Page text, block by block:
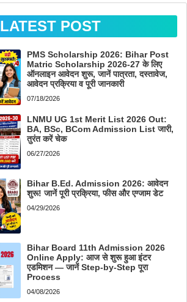
LATEST POST
PMS Scholarship 2026: Bihar Post
Matric Scholarship 2026-27 के लिए
ऑनलाइन आवेदन शुरू, जानें पात्रता, दस्तावेज,
आवेदन प्रक्रिया व पूरी जानकारी
07/18/2026
LNMU UG 1st Merit List 2026 Out:
BA, BSc, BCom Admission List जारी,
तुरंत करें चेक
06/27/2026
Bihar B.Ed. Admission 2026: आवेदन
शुरू! जानें पूरी प्रक्रिया, फीस और एग्जाम डेट
04/29/2026
Bihar Board 11th Admission 2026
Online Apply: आज से शुरू हुआ इंटर
एडमिशन — जानें Step-by-Step पूरा
Process
04/08/2026